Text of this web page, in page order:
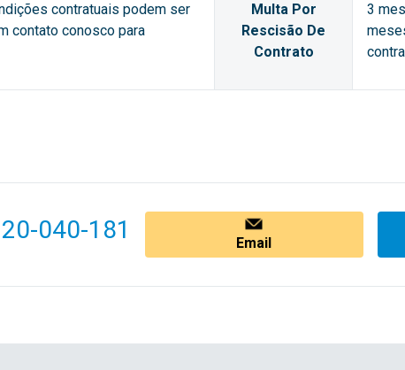
contratuais podem ser
contato conosco para
Multa Por
Rescisão De
Contrato
3
040-181 Email